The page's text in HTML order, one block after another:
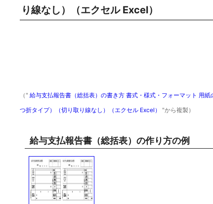
り線なし）（エクセル Excel）
（" 給与支払報告書（総括表）の書き方 書式・様式・フォーマット 用
つ折タイプ）（切り取り線なし）（エクセル Excel）"から複製）
給与支払報告書（総括表）の作り方の例